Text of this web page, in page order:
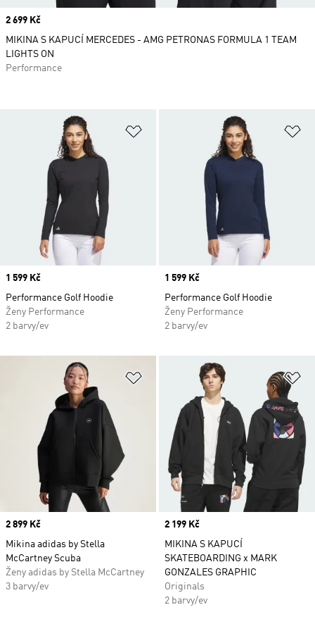
Přidat do seznamu přání
Price
1 599 Kč
Performance Golf Hoodie
Ženy Performance
2 barvy/ev
Price
1 599 Kč
Performance Golf Hoodie
Ženy Performance
2 barvy/ev
Přidat do seznamu přání
Price
2 899 Kč
Mikina adidas by Stella
McCartney Scuba
Ženy adidas by Stella McCartney
3 barvy/ev
Price
2 199 Kč
MIKINA S KAPUCÍ
SKATEBOARDING x MARK
GONZALES GRAPHIC
Originals
2 barvy/ev
Price
2 699 Kč
MIKINA S KAPUCÍ MERCEDES - AMG PETRONAS FORMULA 1 TEAM
LIGHTS ON
Performance